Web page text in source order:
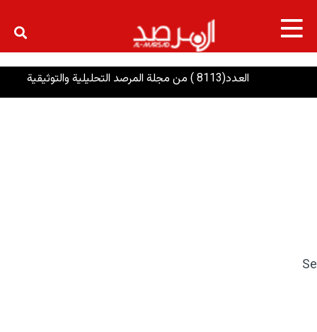
× العدد(8113 ) من مجلة المرصد التحليلية والتوثيقية